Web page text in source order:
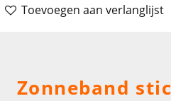
Toevoegen aan verlanglijst
Zonneband